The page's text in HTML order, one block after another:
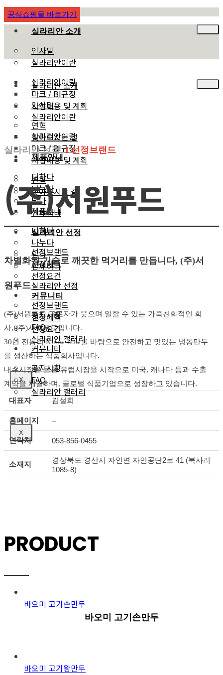
공식쇼핑몰 바로가기
실라리안 소개
인사말
실라리안이란
실라리안이란
마크 / BI규정
사업내용 및 계획
연혁
찾아오시는 길
제품안내
더하다
나누다
담다
함께하다
실라리안 선정
선정브랜드
선정혜택
선정요건
커뮤니티
공지사항
FAQ
실라리안 갤러리
X
실라리안 소개
인사말
실라리안이란
실라리안이란
마크 / BI규정
사업내용 및 계획
연혁
찾아오시는 길
제품안내
더하다
나누다
담다
함께하다
실라리안 선정
선정브랜드
선정혜택
선정요건
커뮤니티
공지사항
FAQ
실라리안 갤러리
X
실라리안 선정I 선정브랜드
(주)서원푸드
차별화된 기술로 깨끗한 먹거리를 만듭니다, (주)서
원푸드
(주)서원푸드 근로자가 웃으며 일할 수 있는 가족친화적인 회
사, (주)서원푸드입니다.
30년 전통의 Know-how를 바탕으로 안전하고 맛있는 냉동만두
를 생산하는 식품회사입니다.
내수시장은 물론 유럽시장을 시작으로 미국, 캐나다 등과 수출
계약을 체결하며, 글로벌 식품기업으로 성장하고 있습니다.
대표자 김설희
홈페이지 –
연락처 053-856-0455
소재지
경상북도 경산시 자인면 자인공단2로 41 (북사리
1085-8)
PRODUCT
바오미 고기손만두
바오미 고기손만두
바오미 고기왕만두